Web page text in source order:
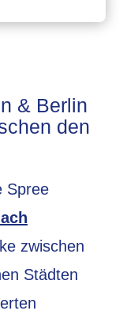
& Berlin
den
Spree
zwischen
Städten